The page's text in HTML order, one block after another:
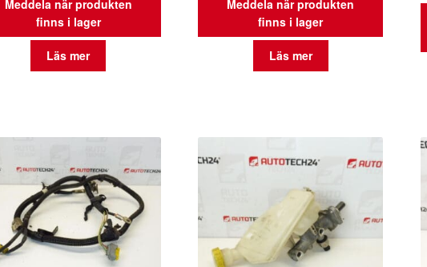
Meddela när produkten
finns i lager
Läs mer
Meddela när produkten
finns i lager
Läs mer